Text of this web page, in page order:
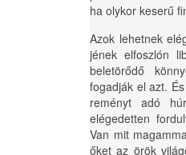
ha olykor keserű
Azok lehetnek
jének elfoszlón
beletörődő
fogadják el azt.
reményt adó
elégedetten
Van mit
őket az örök